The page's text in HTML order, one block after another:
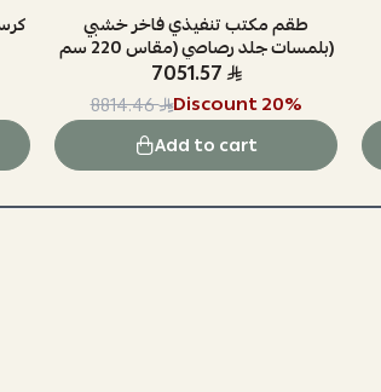
طقم مكتب تنفيذي فاخر خشبي
بلمسات جلد رصاصي (مقاس 220 سم)
7051.57
8814.46 Discount20%
Add to cart